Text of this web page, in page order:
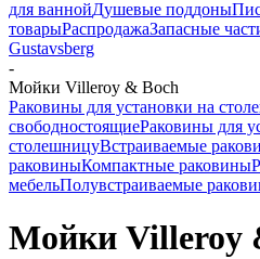
для ваннойДушевые поддоны
товарыРаспродажаЗапасные
Gustavsberg
-
Мойки Villeroy & Boch
Раковины для установки на
свободностоящиеРаковины для
столешницуВстраиваемые
раковиныКомпактные раковины
мебельПолувстраиваемые
Мойки Villeroy